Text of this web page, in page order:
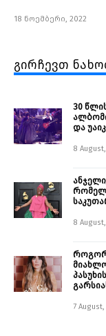
18 ნოემბერი, 2022
გირჩევთ
30
და
8
8
როგორ
7